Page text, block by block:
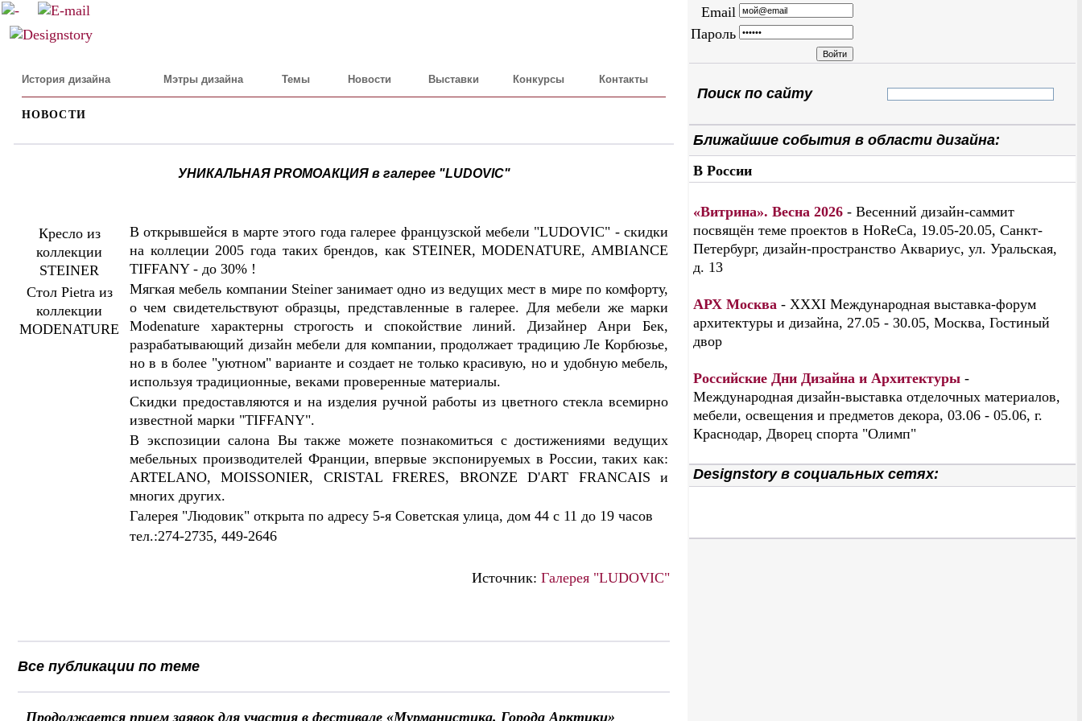
История дизайна Мэтры дизайна Темы Новости Выставки Конкурсы Контакты
НОВОСТИ
УНИКАЛЬНАЯ PROMOАКЦИЯ в галерее "LUDOVIC"
Кресло из
коллекции
STEINER
Стол Pietra из
коллекции
MODENATURE
В открывшейся в марте этого года галерее французской мебели "LUDOVIC" - скидки
на коллеции 2005 года таких брендов, как STEINER, MODENATURE, AMBIANCE
TIFFANY - до 30% !
Мягкая мебель компании Steiner занимает одно из ведущих мест в мире по комфорту,
о чем свидетельствуют образцы, представленные в галерее. Для мебели же марки
Modenature характерны строгость и спокойствие линий. Дизайнер Анри Бек,
разрабатывающий дизайн мебели для компании, продолжает традицию Ле Корбюзье,
но в в более "уютном" варианте и создает не только красивую, но и удобную мебель,
используя традиционные, веками проверенные материалы.
Скидки предоставляются и на изделия ручной работы из цветного стекла всемирно
известной марки "TIFFANY".
В экспозиции салона Вы также можете познакомиться с достижениями ведущих
мебельных производителей Франции, впервые экспонируемых в России, таких как:
ARTELANO, MOISSONIER, CRISTAL FRERES, BRONZE D'ART FRANCAIS и
многих других.
Галерея "Людовик" открыта по адресу 5-я Советская улица, дом 44 с 11 до 19 часов
тел.:274-2735, 449-2646
Источник: Галерея "LUDOVIC"
Все публикации по теме
Продолжается прием заявок для участия в фестивале «Мурманистика. Города Арктики»
Email
Пароль
Поиск по сайту
Ближайшие события в области дизайна:
В России
«Витрина». Весна 2026 - Весенний дизайн-саммит
посвящён теме проектов в HoReCa, 19.05-20.05, Санкт-
Петербург, дизайн-пространство Аквариус, ул. Уральская,
д. 13
АРХ Москва - XXXI Международная выставка-форум
архитектуры и дизайна, 27.05 - 30.05, Москва, Гостиный
двор
Российские Дни Дизайна и Архитектуры -
Международная дизайн-выставка отделочных материалов,
мебели, освещения и предметов декора, 03.06 - 05.06, г.
Краснодар, Дворец спорта "Олимп"
Designstory в социальных сетях: